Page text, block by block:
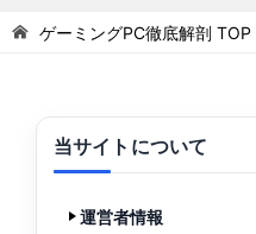
ゲーミングPC徹底解剖 TOP
当サイトについて
運営者情報